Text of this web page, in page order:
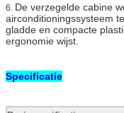
6. De verzegelde cabine
airconditioningssysteem
gladde en compacte
ergonomie wijst.
Specificatie